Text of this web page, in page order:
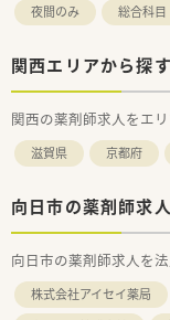
夜間のみ
総合科目
関西エリアから探す
関西の薬剤師求人をエ
滋賀県 京都府
向日市の薬剤師求
向日市の薬剤師求人を
株式会社アイセイ薬局